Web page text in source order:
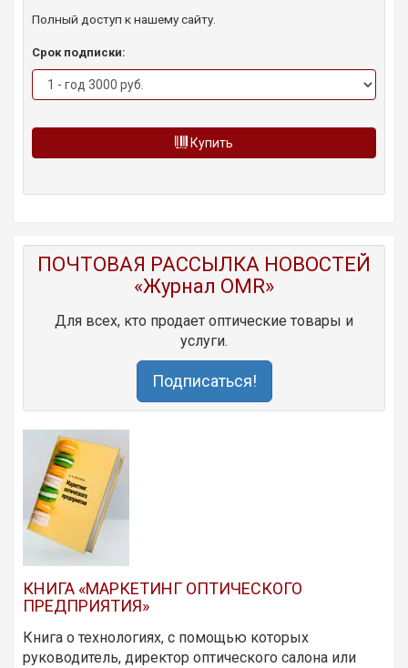
Полный доступ к нашему сайту.
Срок подписки:
Купить
ПОЧТОВАЯ РАССЫЛКА НОВОСТЕЙ
«Журнал OMR»
Для всех, кто продает оптические товары и
услуги.
Подписаться!
КНИГА «МАРКЕТИНГ ОПТИЧЕСКОГО
ПРЕДПРИЯТИЯ»
Книга о технологиях, с помощью которых
руководитель, директор оптического салона или